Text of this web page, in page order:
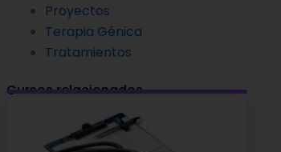
Proyectos
Terapia Génica
Tratamientos
Cursos relacionados